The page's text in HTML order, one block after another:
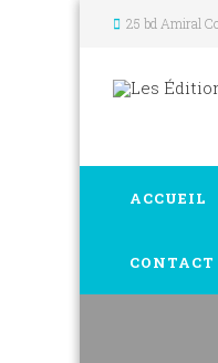
25 bd Amiral
ACCUEIL
CONTACT